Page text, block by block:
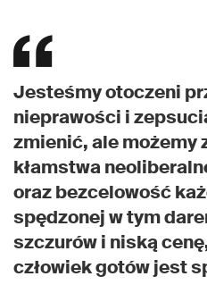
Jesteśmy otoczeni
nieprawości i
zmienić, ale możemy
kłamstwa
oraz bezcelowość
spędzonej w tym
szczurów i niską
człowiek gotów jest